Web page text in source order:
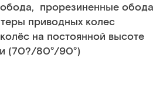
прорезиненные обода
приводных колес
на постоянной высоте
(70?/80°/90°)